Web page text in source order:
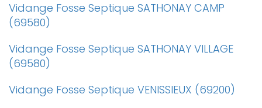
Vidange Fosse Septique SATHONAY CAMP
(69580)
Vidange Fosse Septique SATHONAY VILLAGE
(69580)
Vidange Fosse Septique VENISSIEUX (69200)